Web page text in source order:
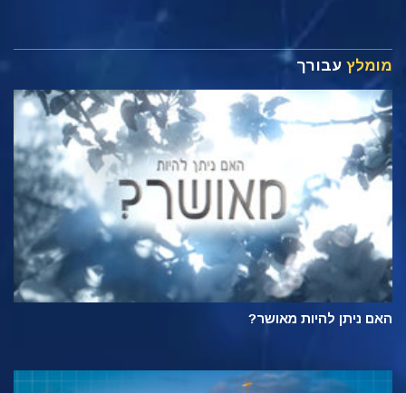
מומלץ עבורך
האם ניתן להיות מאושר?